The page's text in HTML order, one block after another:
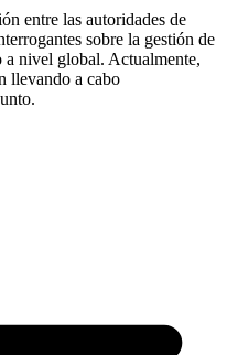
entre las autoridades de
sobre la gestión de
a nivel global. Actualmente,
llevando a cabo